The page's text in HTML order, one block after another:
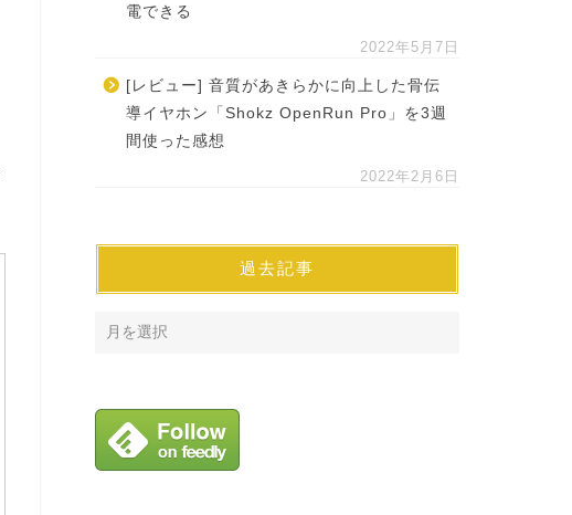
電できる
2022年5月7日
[レビュー] 音質があきらかに向上した骨伝
導イヤホン「Shokz OpenRun Pro」を3週
間使った感想
2022年2月6日
過去記事